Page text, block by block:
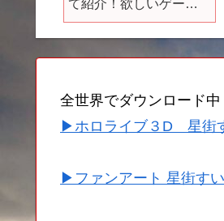
発表
て紹介！欲しいゲーム
全世界でダウンロード中
▶ホロライブ３D 星街
▶ファンアート 星街す